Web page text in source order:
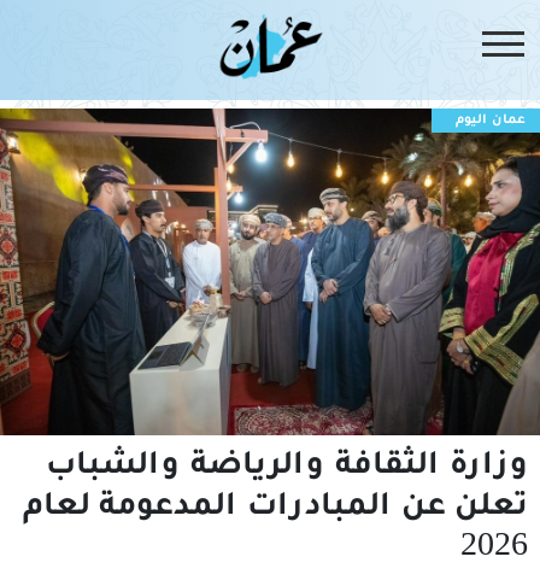
عمان اليوم
وزارة الثقافة والرياضة والشباب
تعلن عن المبادرات المدعومة لعام
2026